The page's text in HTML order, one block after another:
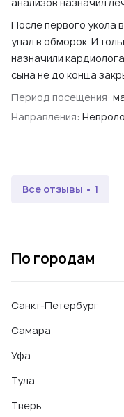
После первого укола
упал в обморок. И
назначили
сына не до конца
Период посещения:
Направления:
Все отзывы • 1
По городам
Санкт-Петербург
Самара
Уфа
Тула
Тверь